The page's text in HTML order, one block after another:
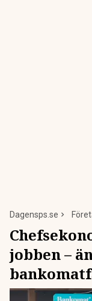
Dagensps.se
jobben –